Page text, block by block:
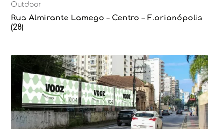
Outdoor
Rua Almirante Lamego – Centro – Florianópolis
(28)